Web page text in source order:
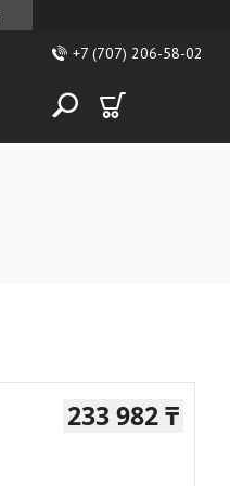
+7 (707) 206-58-02
233 982 ₸